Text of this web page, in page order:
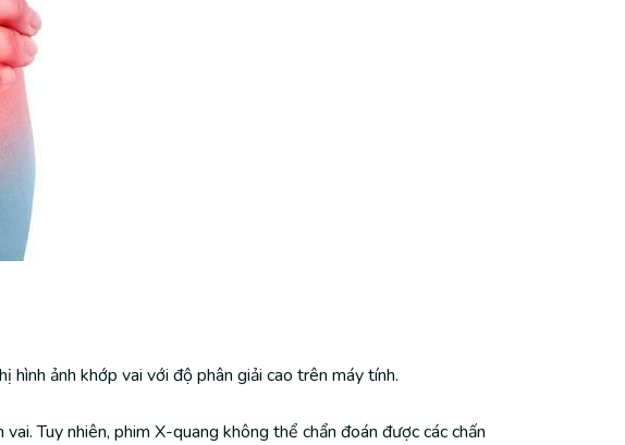
ảnh khớp vai với độ phân giải cao trên máy tính.
Tuy nhiên, phim X-quang không thể chẩn đoán được các chấn